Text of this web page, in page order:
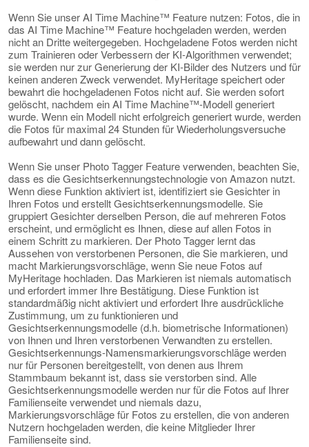
Wenn Sie unser AI Time Machine™ Feature nutzen: Fotos, die in
das AI Time Machine™ Feature hochgeladen werden, werden
nicht an Dritte weitergegeben. Hochgeladene Fotos werden nicht
zum Trainieren oder Verbessern der KI-Algorithmen verwendet;
sie werden nur zur Generierung der KI-Bilder des Nutzers und für
keinen anderen Zweck verwendet. MyHeritage speichert oder
bewahrt die hochgeladenen Fotos nicht auf. Sie werden sofort
gelöscht, nachdem ein AI Time Machine™-Modell generiert
wurde. Wenn ein Modell nicht erfolgreich generiert wurde, werden
die Fotos für maximal 24 Stunden für Wiederholungsversuche
aufbewahrt und dann gelöscht.
Wenn Sie unser Photo Tagger Feature verwenden, beachten Sie,
dass es die Gesichtserkennungstechnologie von Amazon nutzt.
Wenn diese Funktion aktiviert ist, identifiziert sie Gesichter in
Ihren Fotos und erstellt Gesichtserkennungsmodelle. Sie
gruppiert Gesichter derselben Person, die auf mehreren Fotos
erscheint, und ermöglicht es Ihnen, diese auf allen Fotos in
einem Schritt zu markieren. Der Photo Tagger lernt das
Aussehen von verstorbenen Personen, die Sie markieren, und
macht Markierungsvorschläge, wenn Sie neue Fotos auf
MyHeritage hochladen. Das Markieren ist niemals automatisch
und erfordert immer Ihre Bestätigung. Diese Funktion ist
standardmäßig nicht aktiviert und erfordert Ihre ausdrückliche
Zustimmung, um zu funktionieren und
Gesichtserkennungsmodelle (d.h. biometrische Informationen)
von Ihnen und Ihren verstorbenen Verwandten zu erstellen.
Gesichtserkennungs-Namensmarkierungsvorschläge werden
nur für Personen bereitgestellt, von denen aus Ihrem
Stammbaum bekannt ist, dass sie verstorben sind. Alle
Gesichtserkennungsmodelle werden nur für die Fotos auf Ihrer
Familienseite verwendet und niemals dazu,
Markierungsvorschläge für Fotos zu erstellen, die von anderen
Nutzern hochgeladen werden, die keine Mitglieder Ihrer
Familienseite sind.